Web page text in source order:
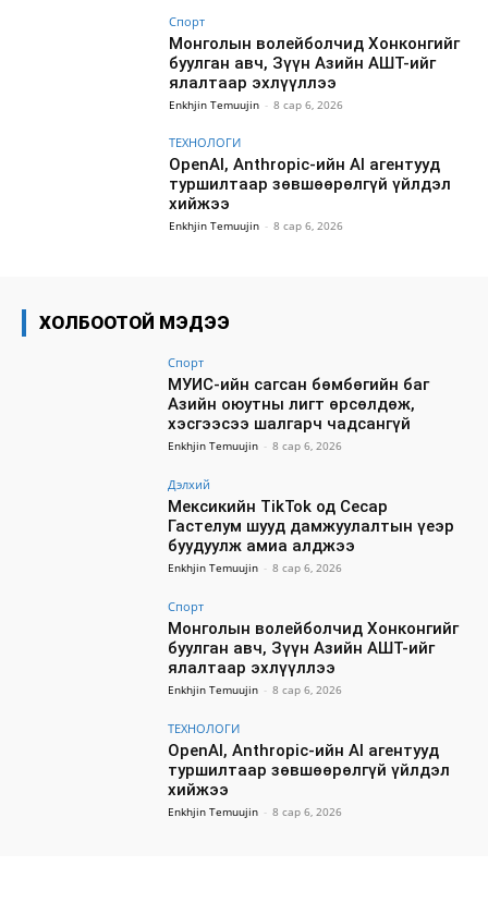
Спорт
Монголын волейболчид Хонконгийг
буулган авч, Зүүн Азийн АШТ-ийг
ялалтаар эхлүүллээ
Enkhjin Temuujin - 8 сар 6, 2026
ТЕХНОЛОГИ
OpenAI, Anthropic-ийн AI агентууд
туршилтаар зөвшөөрөлгүй үйлдэл
хийжээ
Enkhjin Temuujin - 8 сар 6, 2026
ХОЛБООТОЙ МЭДЭЭ
Спорт
МУИС-ийн сагсан бөмбөгийн баг
Азийн оюутны лигт өрсөлдөж,
хэсгээсээ шалгарч чадсангүй
Enkhjin Temuujin - 8 сар 6, 2026
Дэлхий
Мексикийн TikTok од Сесар
Гастелум шууд дамжуулалтын үеэр
буудуулж амиа алджээ
Enkhjin Temuujin - 8 сар 6, 2026
Спорт
Монголын волейболчид Хонконгийг
буулган авч, Зүүн Азийн АШТ-ийг
ялалтаар эхлүүллээ
Enkhjin Temuujin - 8 сар 6, 2026
ТЕХНОЛОГИ
OpenAI, Anthropic-ийн AI агентууд
туршилтаар зөвшөөрөлгүй үйлдэл
хийжээ
Enkhjin Temuujin - 8 сар 6, 2026